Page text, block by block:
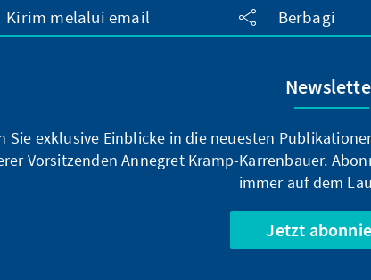
der Familienpolitik in
Kirim melalui email Berbagi
Sie exklusive Einblicke in die neuesten
Vorsitzenden Annegret Kramp-Karrenbauer.
immer auf dem
Jetzt